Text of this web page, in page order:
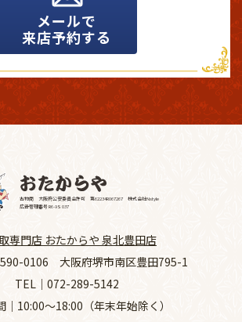
メールで
来店予約する
古物商 大阪府公安委員会許可 第62234R067267 株式会社Nstyle
広告管理番号 R6-9S 037
専門店 おたからや 泉北豊田店
0106 大阪府堺市南区豊田795-1
TEL｜ 072-289-5142
｜10:00～18:00（年末年始除く）